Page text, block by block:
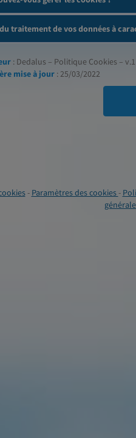
traitement de vos données à
: Dedalus – Politique Cookies –
mise à jour : 25/03/2022
- Paramètres des cookies-